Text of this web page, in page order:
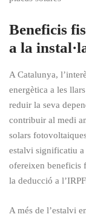
Beneficis
a la
A Catalunya,
energètica a les
reduir la seva
contribuir al medi
solars
estalvi significatiu a
ofereixen beneficis
la deducció a
A més de l’estalvi